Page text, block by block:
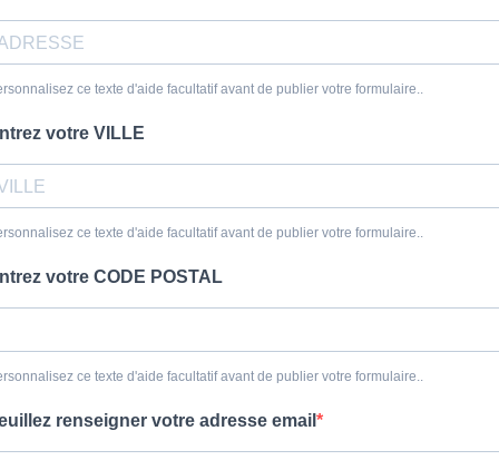
ce texte d'aide facultatif avant de publier votre formulaire..
votre VILLE
ce texte d'aide facultatif avant de publier votre formulaire..
votre CODE POSTAL
ce texte d'aide facultatif avant de publier votre formulaire..
renseigner votre adresse email